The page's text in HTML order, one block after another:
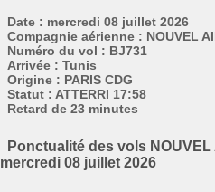
Date : mercredi 08 juillet 2026
Compagnie aérienne : NOUVEL
Numéro du vol : BJ731
Arrivée : Tunis
Origine : PARIS CDG
Statut : ATTERRI 17:58
Retard de 23 minutes
Ponctualité des vols
mercredi 08 juillet 2026